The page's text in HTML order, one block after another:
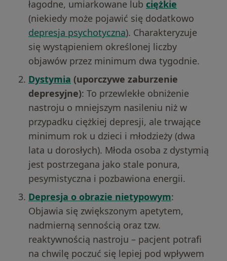
łagodne, umiarkowane lub ciężkie
(niekiedy może pojawić się dodatkowo
depresja psychotyczna). Charakteryzuje
się wystąpieniem określonej liczby
objawów przez minimum dwa tygodnie.
Dystymia (uporczywe zaburzenie
depresyjne): To przewlekłe obniżenie
nastroju o mniejszym nasileniu niż w
przypadku ciężkiej depresji, ale trwające
minimum rok u dzieci i młodzieży (dwa
lata u dorosłych). Młoda osoba z dystymią
jest postrzegana jako stale ponura,
pesymistyczna i pozbawiona energii.
Depresja o obrazie nietypowym:
Objawia się zwiększonym apetytem,
nadmierną sennością oraz tzw.
reaktywnością nastroju – pacjent potrafi
na chwilę poczuć się lepiej pod wpływem